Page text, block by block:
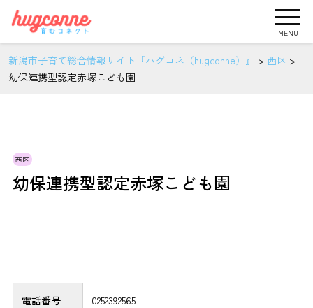
MENU
新潟市子育て総合情報サイト『ハグコネ（hugconne）』 > 西区 >
幼保連携型認定赤塚こども園
西区
幼保連携型認定赤塚こども園
電話番号 0252392565